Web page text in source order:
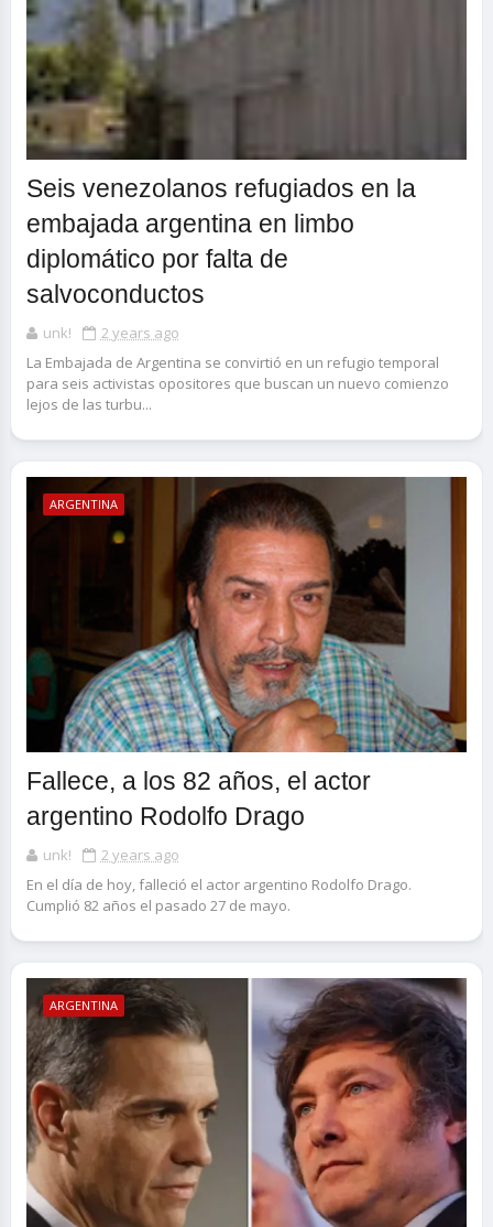
Seis venezolanos refugiados en la
embajada argentina en limbo
diplomático por falta de
salvoconductos
unk!
2 years ago
La Embajada de Argentina se convirtió en un refugio temporal
para seis activistas opositores que buscan un nuevo comienzo
lejos de las turbu...
ARGENTINA
Fallece, a los 82 años, el actor
argentino Rodolfo Drago
unk!
2 years ago
En el día de hoy, falleció el actor argentino Rodolfo Drago.
Cumplió 82 años el pasado 27 de mayo.
ARGENTINA